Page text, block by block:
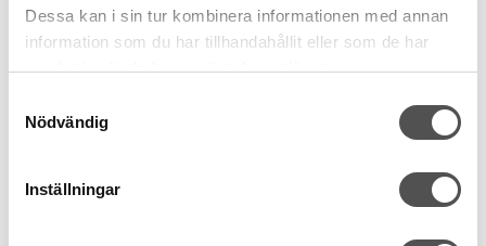
Dessa kan i sin tur kombinera informationen med annan
information som du har tillhandahållit eller som de har
samlat in när du har använt deras tjänster.
Nödvändig
Inställningar
Prym
Prym Långa knappnålar
med glashuvud 40g
Härdat stål
204 kr
Prym
Prym Knappnålar Extra
långa och grova